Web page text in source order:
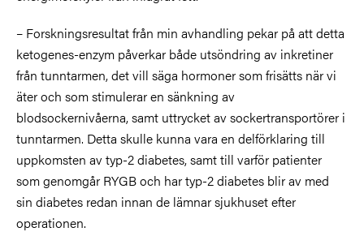
– Forskningsresultat från min avhandling pekar på att detta
ketogenes-enzym påverkar både utsöndring av inkretiner
från tunntarmen, det vill säga hormoner som frisätts när vi
äter och som stimulerar en sänkning av
blodsockernivåerna, samt uttrycket av sockertransportörer i
tunntarmen. Detta skulle kunna vara en delförklaring till
uppkomsten av typ-2 diabetes, samt till varför patienter
som genomgår RYGB och har typ-2 diabetes blir av med
sin diabetes redan innan de lämnar sjukhuset efter
operationen.